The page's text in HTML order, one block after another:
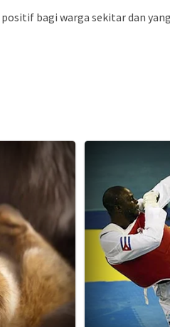
bagi warga sekitar dan